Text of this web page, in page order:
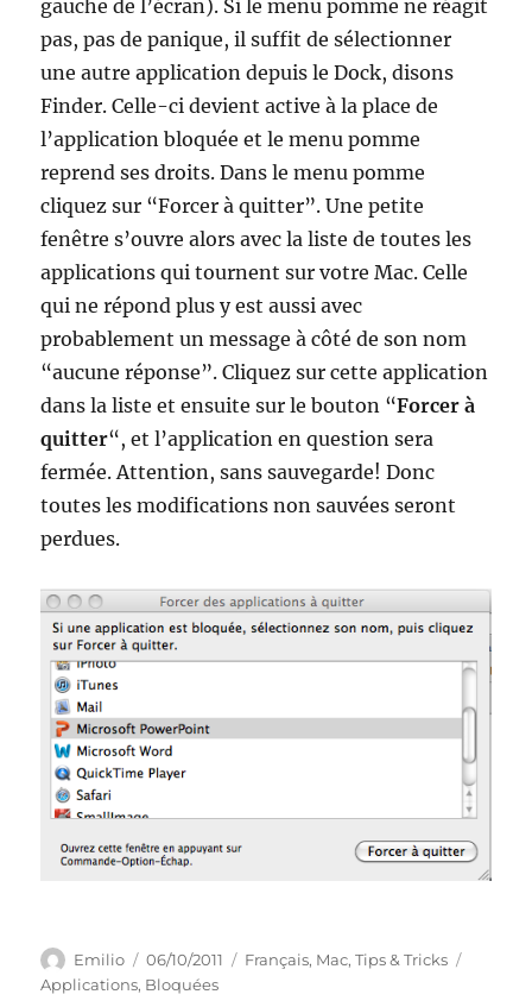
gauche de l’écran). Si le menu pomme ne réagit
pas, pas de panique, il suffit de sélectionner
une autre application depuis le Dock, disons
Finder. Celle-ci devient active à la place de
l’application bloquée et le menu pomme
reprend ses droits. Dans le menu pomme
cliquez sur “Forcer à quitter”. Une petite
fenêtre s’ouvre alors avec la liste de toutes les
applications qui tournent sur votre Mac. Celle
qui ne répond plus y est aussi avec
probablement un message à côté de son nom
“aucune réponse”. Cliquez sur cette application
dans la liste et ensuite sur le bouton “Forcer à
quitter“, et l’application en question sera
fermée. Attention, sans sauvegarde! Donc
toutes les modifications non sauvées seront
perdues.
Author
Emilio
Posted
on
06/10/2011 Categories
Français, Mac,Tips & Tricks
Applications, Bloquées